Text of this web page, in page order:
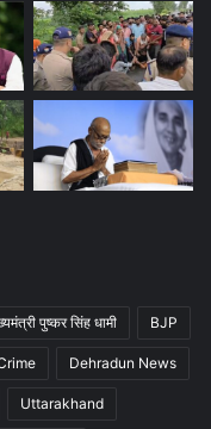
पुष्कर सिंह धामी BJP
Dehradun News
Uttarakhand